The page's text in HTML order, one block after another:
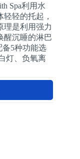
Spa利用水
轻的托起，
理是利用强力
醒沉睡的淋巴
备5种功能选
灯、负氧离